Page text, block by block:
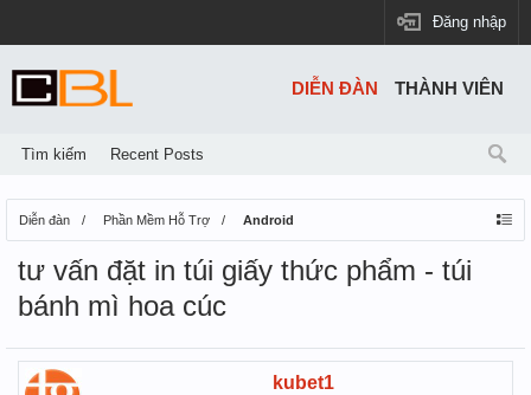
Đăng nhập
Diễn đàn Phần Mềm Hỗ Trợ Android
tư vấn đặt in túi giấy thức phẩm - túi
bánh mì hoa cúc
kubet1
DIỄN ĐÀN
Tìm kiếm Recent Posts
THÀNH VIÊN